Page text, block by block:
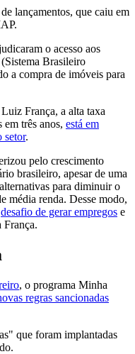
lançamentos, que caiu em
o acesso aos
Brasileiro
a compra de imóveis para
França, a alta taxa
três anos, está em
setor.
pelo crescimento
brasileiro, apesar de uma
para diminuir o
média renda. Desse modo,
desafio de gerar empregos e
França.
, o programa Minha
regras sancionadas
que foram implantadas